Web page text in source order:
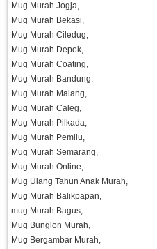
Mug Murah Jogja,
Mug Murah Bekasi,
Mug Murah Ciledug,
Mug Murah Depok,
Mug Murah Coating,
Mug Murah Bandung,
Mug Murah Malang,
Mug Murah Caleg,
Mug Murah Pilkada,
Mug Murah Pemilu,
Mug Murah Semarang,
Mug Murah Online,
Mug Ulang Tahun Anak Murah,
Mug Murah Balikpapan,
mug Murah Bagus,
Mug Bunglon Murah,
Mug Bergambar Murah,